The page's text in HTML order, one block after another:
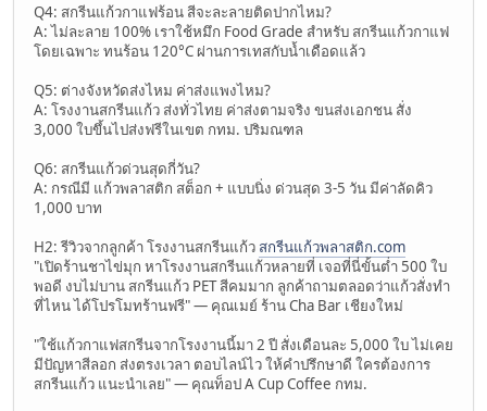
Q4: สกรีนแก้วกาแฟร้อน สีจะละลายติดปากไหม?
A: ไม่ละลาย 100% เราใช้หมึก Food Grade สำหรับ สกรีนแก้วกาแฟ
โดยเฉพาะ ทนร้อน 120°C ผ่านการเทสกับน้ำเดือดแล้ว
Q5: ต่างจังหวัดส่งไหม ค่าส่งแพงไหม?
A: โรงงานสกรีนแก้ว ส่งทั่วไทย ค่าส่งตามจริง ขนส่งเอกชน สั่ง
3,000 ใบขึ้นไปส่งฟรีในเขต กทม. ปริมณฑล
Q6: สกรีนแก้วด่วนสุดกี่วัน?
A: กรณีมี แก้วพลาสติก สต็อก + แบบนิ่ง ด่วนสุด 3-5 วัน มีค่าลัดคิว
1,000 บาท
H2: รีวิวจากลูกค้า โรงงานสกรีนแก้ว สกรีนแก้วพลาสติก.com
"เปิดร้านชาไข่มุก หาโรงงานสกรีนแก้วหลายที่ เจอที่นี่ขั้นต่ำ 500 ใบ
พอดี งบไม่บาน สกรีนแก้ว PET สีคมมาก ลูกค้าถามตลอดว่าแก้วสั่งทำ
ที่ไหน ได้โปรโมทร้านฟรี" — คุณเมย์ ร้าน Cha Bar เชียงใหม่
"ใช้แก้วกาแฟสกรีนจากโรงงานนี้มา 2 ปี สั่งเดือนละ 5,000 ใบ ไม่เคย
มีปัญหาสีลอก ส่งตรงเวลา ตอบไลน์ไว ให้คำปรึกษาดี ใครต้องการ
สกรีนแก้ว แนะนำเลย" — คุณท็อป A Cup Coffee กทม.